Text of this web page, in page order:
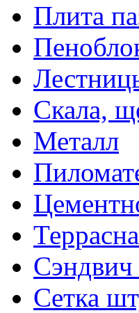
Плита
Скала,
Металл
Сэндвич
Сетка